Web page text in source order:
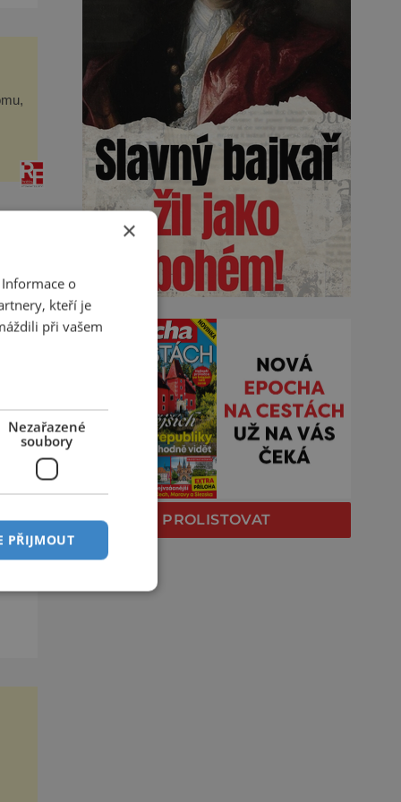
PROLISTOVAT
×
o
kteří je
při vašem
Nezařazené
soubory
PŘIJMOUT